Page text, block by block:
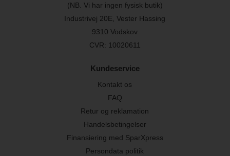
(NB. Vi har ingen fysisk butik)
Industrivej 20E, Vester Hassing
9310 Vodskov
CVR: 10020611
Kundeservice
Kontakt os
FAQ
Retur og reklamation
Handelsbetingelser
Finansiering med SparXpress
Persondata politik